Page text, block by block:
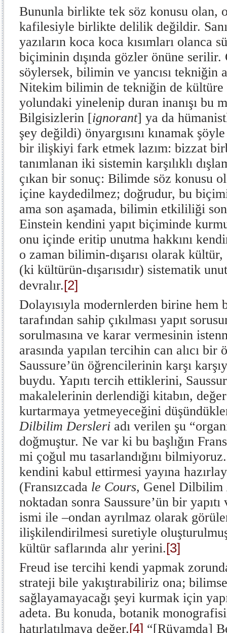
Bununla birlikte tek söz konusu olan,
kafilesiyle birlikte delilik değildir.
yazıların koca koca kısımları olanca
biçiminin dışında gözler önüne serilir.
söylersek, bilimin ve yancısı tekniğin
Nitekim bilimin de tekniğin de kültüre
yolundaki yinelenip duran inanışı bu
Bilgisizlerin [ignorant] ya da
şey değildi) önyargısını kınamak
bir ilişkiyi fark etmek lazım: bizzat
tanımlanan iki sistemin karşılıklı
çıkan bir sonuç: Bilimde söz konusu
içine kaydedilmez; doğrudur, bu
ama son aşamada, bilimin etkililiği
Einstein kendini yapıt biçiminde
onu içinde eritip unutma hakkını
o zaman bilimin-dışarısı olarak
(ki kültürün-dışarısıdır) sistematik
devralır.[2]
Dolayısıyla modernlerden birine
tarafından sahip çıkılması yapıt
sorulmasına ve karar vermesinin
arasında yapılan tercihin can alıcı bir
Saussure’ün öğrencilerinin karşı
buydu. Yapıtı tercih ettiklerini,
makalelerinin derlendiği kitabın,
kurtarmaya yetmeyeceğini
Dilbilim Dersleri adı verilen şu
doğmuştur. Ne var ki bu başlığın
mi çoğul mu tasarlandığını
kendini kabul ettirmesi yayına
(Fransızcada le Cours, Genel Dilbilim
noktadan sonra Saussure’ün bir
ismi ile –ondan ayrılmaz olarak
ilişkilendirilmesi suretiyle
kültür saflarında alır yerini.[3]
Freud ise tercihi kendi yapmak
strateji bile yakıştırabiliriz ona;
sağlayamayacağı şeyi kurmak için
adeta. Bu konuda, botanik
hatırlatılmaya değer.[4] “[Rüyamda]